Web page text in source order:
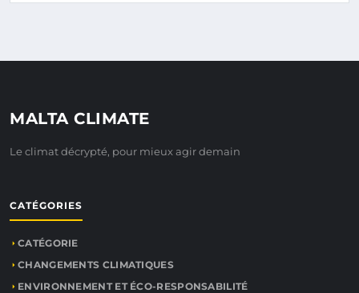
MALTA CLIMATE
Le climat décrypté, pour mieux agir demain
CATÉGORIES
CATÉGORIE
CHANGEMENTS CLIMATIQUES
ENVIRONNEMENT ET ÉCO-RESPONSABILITÉ